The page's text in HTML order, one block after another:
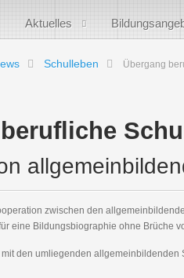
Aktuelles
Schulleben Übergang
zwischen den
eine Bildungsbiographie ohne Brüche
den umliegenden